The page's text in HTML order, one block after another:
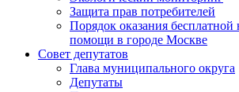
Защита прав потребителей
Порядок оказания
помощи в городе Москве
Совет депутатов
Глава муниципального округа
Депутаты